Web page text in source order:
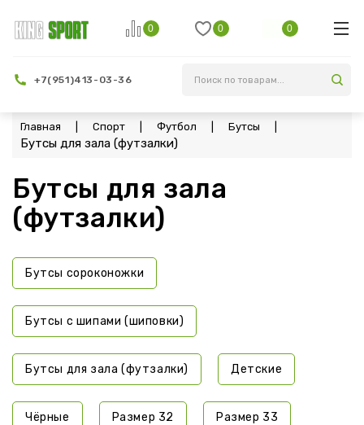
0 0 0
+7(951)413-03-36
Главная Спорт Футбол Бутсы
Бутсы для зала (футзалки)
Бутсы для зала
(футзалки)
Бутсы сороконожки
Бутсы с шипами (шиповки)
Бутсы для зала (футзалки) Детские
Чёрные Размер 32 Размер 33
Фильтр